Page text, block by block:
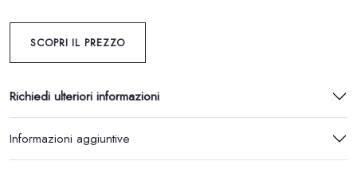
SCOPRI IL PREZZO
Richiedi ulteriori informazioni
Informazioni aggiuntive